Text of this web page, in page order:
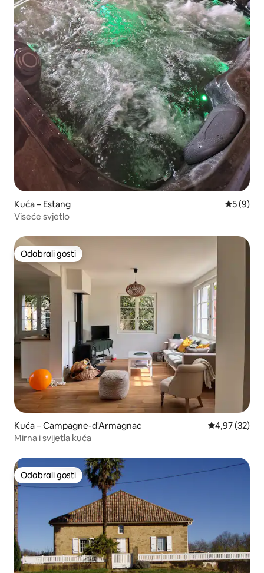
Kuća – Estang
5 (9)
Viseće svjetlo
Odabrali gosti
Odabrali gosti
Kuća – Campagne-d'Armagnac Prosječna
4,97 (32)
Mirna i svijetla kuća
Odabrali gosti
Odabrali gosti